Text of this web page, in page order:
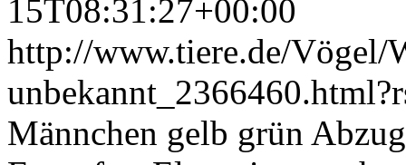
15T08:31:27+00:00
http://www.tiere.de/Vögel/
Männchen gelb grün